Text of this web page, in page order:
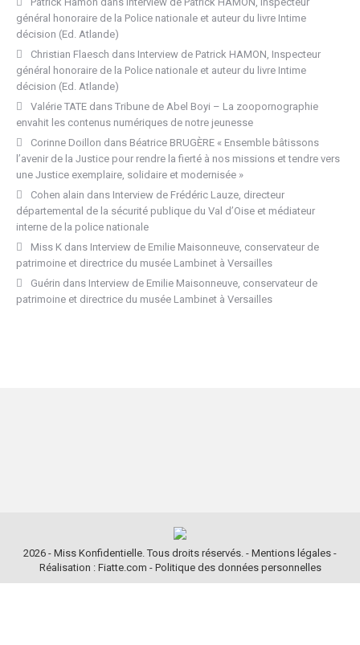
général honoraire de la Police nationale et auteur du livre Intime
décision (Ed. Atlande)
Christian Flaesch dans Interview de Patrick HAMON, Inspecteur
général honoraire de la Police nationale et auteur du livre Intime
décision (Ed. Atlande)
Valérie TATE dans Tribune de Abel Boyi – La zoopornographie
envahit les contenus numériques de notre jeunesse
Corinne Doillon dans Béatrice BRUGÈRE « Ensemble bâtissons
l’avenir de la Justice pour rendre la fierté à nos missions et tendre vers
une Justice exemplaire, solidaire et modernisée »
Cohen alain dans Interview de Frédéric Lauze, directeur
départemental de la sécurité publique du Val d’Oise et médiateur
interne de la police nationale
Miss K dans Interview de Emilie Maisonneuve, conservateur de
patrimoine et directrice du musée Lambinet à Versailles
Guérin dans Interview de Emilie Maisonneuve, conservateur de
patrimoine et directrice du musée Lambinet à Versailles
2026 - Miss Konfidentielle. Tous droits réservés. - Mentions légales -
Réalisation : Fiatte.com - Politique des données personnelles